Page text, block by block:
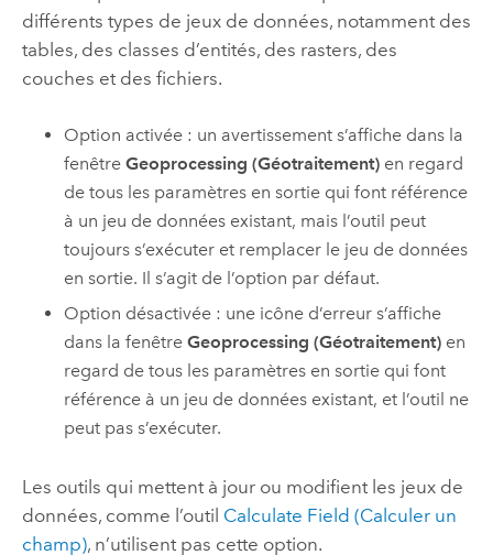
différents types de jeux de données, notamment des
tables, des classes d’entités, des rasters, des
couches et des fichiers.
Option activée : un avertissement s’affiche dans la
fenêtreGeoprocessing (Géotraitement) en regard
de tous les paramètres en sortie qui font référence
à un jeu de données existant, mais l’outil peut
toujours s’exécuter et remplacer le jeu de données
en sortie. Il s’agit de l’option par défaut.
Option désactivée : une icône d’erreur s’affiche
dans la fenêtreGeoprocessing (Géotraitement) en
regard de tous les paramètres en sortie qui font
référence à un jeu de données existant, et l’outil ne
peut pas s’exécuter.
Les outils qui mettent à jour ou modifient les jeux de
données, comme l’outil Calculate Field (Calculer un
champ), n’utilisent pas cette option.